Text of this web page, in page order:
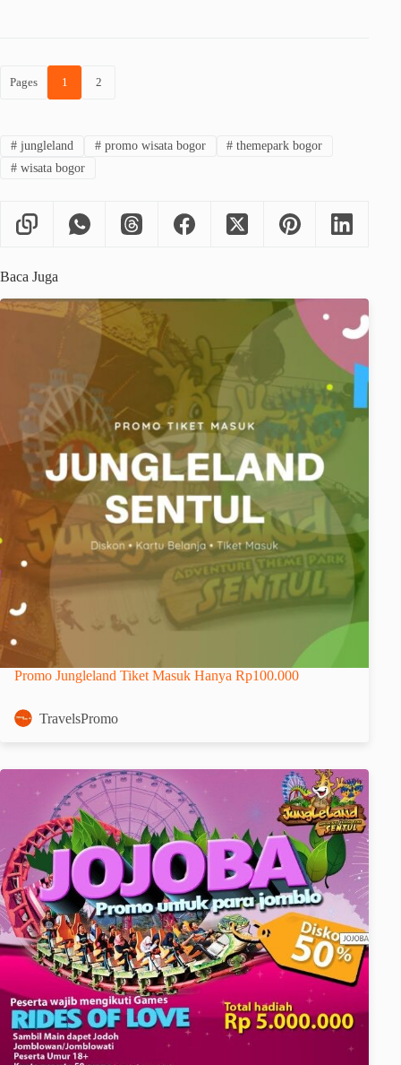
Pages 1 2
#jungleland #promo wisata bogor # themepark bogor
#wisata bogor
Baca Juga
Promo Jungleland Tiket Masuk Hanya Rp100.000
TravelsPromo